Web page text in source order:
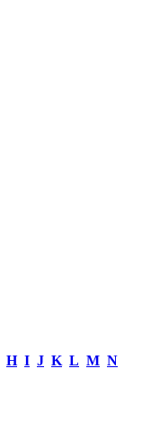
H I J K L M N